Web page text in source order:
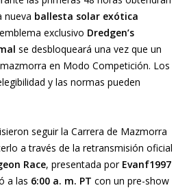
nueva ballesta solar exótica
exclusivo Dredgen’s
se desbloqueará una vez que un
en Modo Competición. Los
y las normas pueden
seguir la Carrera de Mazmorra
a través de la retransmisión oficial
Race, presentada por Evanf1997
a las 6:00 a. m. PT con un pre-show